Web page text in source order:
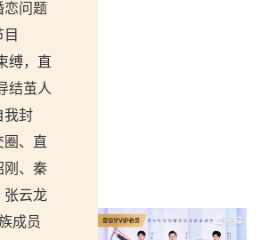
恋问题
缚，直
结茧人
我封
圈、直
刚、秦
张云龙
成员